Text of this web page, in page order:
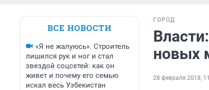
ВСЕ НОВОСТИ
«Я не жалуюсь». Строитель
лишился рук и ног и стал
звездой соцсетей: как он
живет и почему его семью
искал весь Узбекистан
ГОРОД
новых
28 февраля 2018,